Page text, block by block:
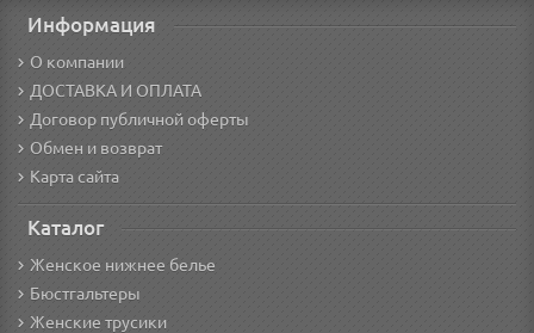
Информация
О компании
ДОСТАВКА И ОПЛАТА
Договор публичной оферты
Обмен и возврат
Карта сайта
Каталог
Женское нижнее белье
Бюстгальтеры
Женские трусики